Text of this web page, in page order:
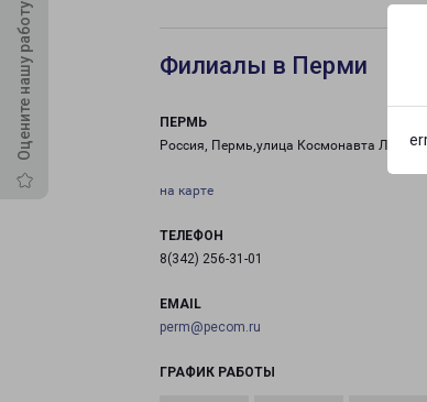
Оцените нашу работу Филиалы в Перми
ПЕРМЬ
Россия, Пермь,улица Космонавта
на карте
ТЕЛЕФОН
8(342) 256-31-01
EMAIL
perm@pecom.ru
ГРАФИК РАБОТЫ